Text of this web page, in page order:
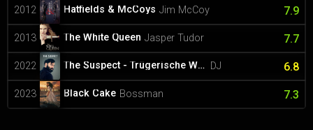
2012 Hatfields & McCoys Jim McCoy 7.9
2013 The White Queen Jasper Tudor 7.7
2023 Black Cake Bossman 7.3
2022 The Suspect - Trügerische Wahrheit DJ 6.8